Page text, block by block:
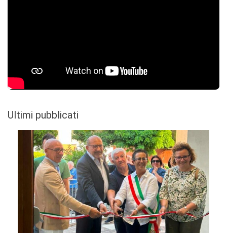
Ultimi pubblicati